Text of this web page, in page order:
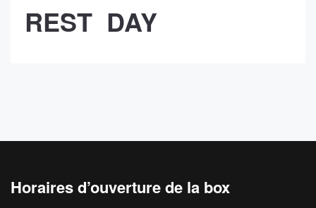
REST DAY
Horaires d’ouverture de la box